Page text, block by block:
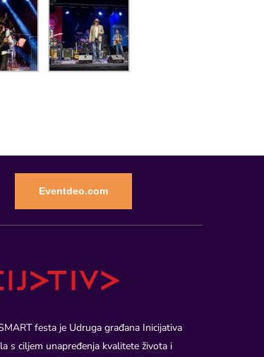
Eventdeo.com
festa je Udruga građana Inicijativa
s ciljem unapređenja kvalitete života i